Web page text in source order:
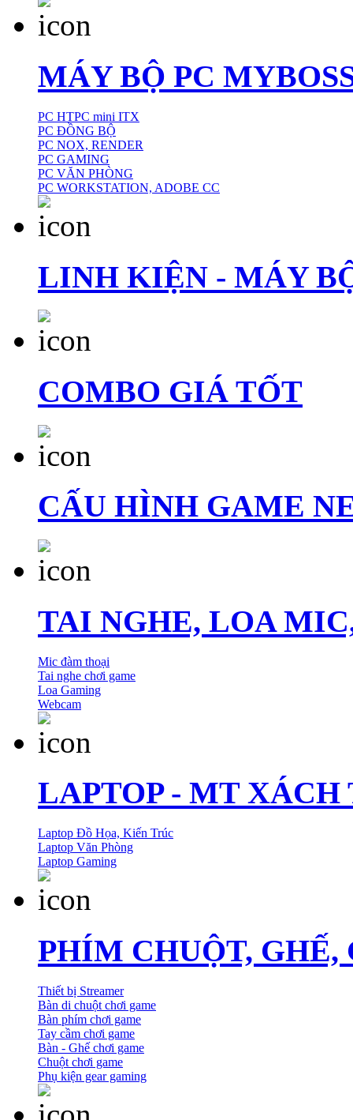
MÁY BỘ PC
PC HTPC mini ITX
PC ĐỒNG BỘ
PC NOX, RENDER
PC GAMING
PC VĂN PHÒNG
PC WORKSTATION, ADOBE CC
LINH KIỆN - MÁY
COMBO GIÁ TỐT
CẤU HÌNH GAME
TAI NGHE, LOA
Mic đàm thoại
Tai nghe chơi game
Loa Gaming
Webcam
LAPTOP - MT XÁCH
Laptop Đồ Họa, Kiến Trúc
Laptop Văn Phòng
Laptop Gaming
PHÍM CHUỘT, GHẾ,
Thiết bị Streamer
Bàn di chuột chơi game
Bàn phím chơi game
Tay cầm chơi game
Bàn - Ghế chơi game
Chuột chơi game
Phụ kiện gear gaming